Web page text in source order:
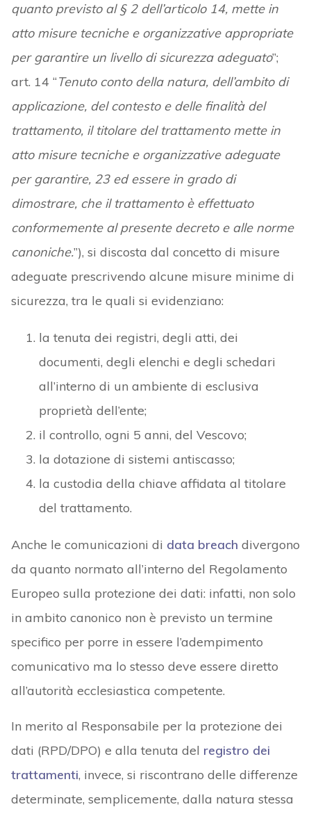
quanto previsto al § 2 dell’articolo 14, mette in
atto misure tecniche e organizzative appropriate
per garantire un livello di sicurezza adeguato”;
art. 14 “Tenuto conto della natura, dell’ambito di
applicazione, del contesto e delle finalità del
trattamento, il titolare del trattamento mette in
atto misure tecniche e organizzative adeguate
per garantire, 23 ed essere in grado di
dimostrare, che il trattamento è effettuato
conformemente al presente decreto e alle norme
canoniche.”), si discosta dal concetto di misure
adeguate prescrivendo alcune misure minime di
sicurezza, tra le quali si evidenziano:
la tenuta dei registri, degli atti, dei
documenti, degli elenchi e degli schedari
all’interno di un ambiente di esclusiva
proprietà dell’ente;
il controllo, ogni 5 anni, del Vescovo;
la dotazione di sistemi antiscasso;
la custodia della chiave affidata al titolare
del trattamento.
Anche le comunicazioni di data breach divergono
da quanto normato all’interno del Regolamento
Europeo sulla protezione dei dati: infatti, non solo
in ambito canonico non è previsto un termine
specifico per porre in essere l’adempimento
comunicativo ma lo stesso deve essere diretto
all’autorità ecclesiastica competente.
In merito al Responsabile per la protezione dei
dati (RPD/DPO) e alla tenuta del registro dei
trattamenti, invece, si riscontrano delle differenze
determinate, semplicemente, dalla natura stessa